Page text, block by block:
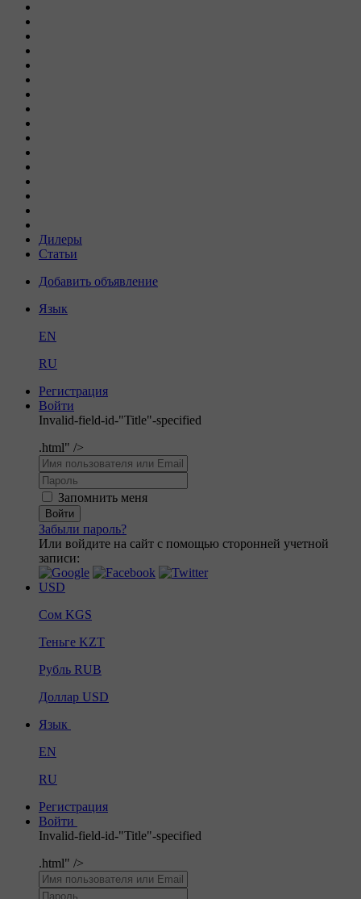
Дилеры
Статьи
Добавить объявление
Язык
EN
RU
Регистрация
Войти
Invalid-field-id-"Title"-specified
.html" />
Запомнить меня
Войти
Забыли пароль?
Или войдите на сайт с помощью сторонней учетной
записи:
USD
Сом KGS
Теньге KZT
Рубль RUB
Доллар USD
Язык
EN
RU
Регистрация
Войти
Invalid-field-id-"Title"-specified
.html" />